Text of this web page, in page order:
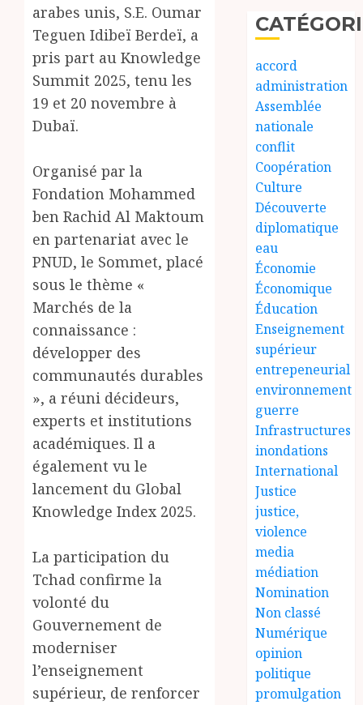
arabes unis, S.E. Oumar
Teguen Idibeï Berdeï, a
pris part au Knowledge
Summit 2025, tenu les
19 et 20 novembre à
Dubaï.
Organisé par la
Fondation Mohammed
ben Rachid Al Maktoum
en partenariat avec le
PNUD, le Sommet, placé
sous le thème «
Marchés de la
connaissance :
développer des
communautés durables
», a réuni décideurs,
experts et institutions
académiques. Il a
également vu le
lancement du Global
Knowledge Index 2025.
La participation du
Tchad confirme la
volonté du
Gouvernement de
moderniser
l’enseignement
supérieur, de renforcer
accord
administration
Assemblée
nationale
conflit
Coopération
Culture
Découverte
diplomatique
eau
Économie
Économique
Éducation
Enseignement
supérieur
entrepeneurial
environnement
guerre
Infrastructures
inondations
International
Justice
justice,
violence
media
médiation
Nomination
Non classé
Numérique
opinion
politique
promulgation